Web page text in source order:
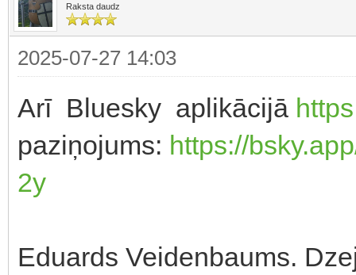
Raksta daudz
2025-07-27 14:03
Arī Bluesky aplikācijā
paziņojums: https://
2y
Eduards Veidenbaums.